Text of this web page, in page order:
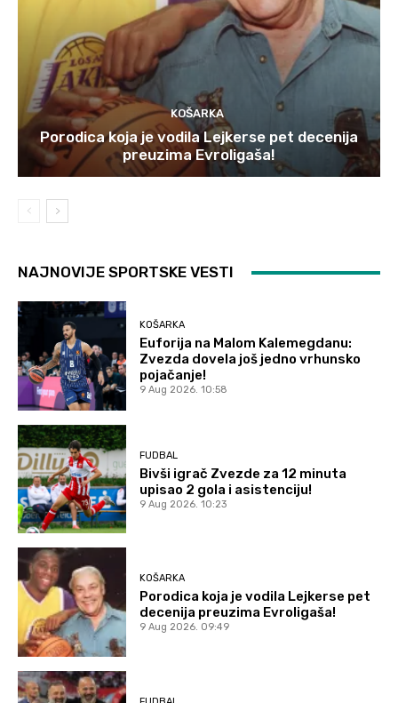
KOŠARKA
Porodica koja je vodila Lejkerse pet decenija
preuzima Evroligaša!
NAJNOVIJE SPORTSKE VESTI
KOŠARKA
Euforija na Malom Kalemegdanu:
Zvezda dovela još jedno vrhunsko
pojačanje!
9 Aug 2026. 10:58
FUDBAL
Bivši igrač Zvezde za 12 minuta
upisao 2 gola i asistenciju!
9 Aug 2026. 10:23
KOŠARKA
Porodica koja je vodila Lejkerse pet
decenija preuzima Evroligaša!
9 Aug 2026. 09:49